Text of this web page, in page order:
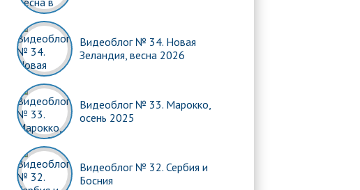
Видеоблог № 34. Новая
Зеландия, весна 2026
Видеоблог № 33. Марокко,
осень 2025
Видеоблог № 32. Сербия и
Босния